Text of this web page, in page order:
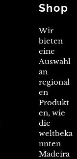
Shop
Wir
bieten
eine
Auswahl
an
regional
en
Produkt
en, wie
die
weltbeka
nnten
Madeira